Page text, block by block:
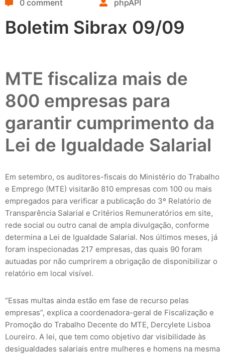
0 comment
phpAPI
Boletim Sibrax 09/09
MTE fiscaliza mais de
800 empresas para
garantir cumprimento da
Lei de Igualdade Salarial
Em setembro, os auditores-fiscais do Ministério do Trabalho
e Emprego (MTE) visitarão 810 empresas com 100 ou mais
empregados para verificar a publicação do 3º Relatório de
Transparência Salarial e Critérios Remuneratórios em site,
rede social ou outro canal de ampla divulgação, conforme
determina a Lei de Igualdade Salarial. Nos últimos meses, já
foram inspecionadas 217 empresas, das quais 90 foram
autuadas por não cumprirem a obrigação de disponibilizar o
relatório em local visível.
“Essas multas ainda estão em fase de recurso pelas
empresas”, explica a coordenadora-geral de Fiscalização e
Promoção do Trabalho Decente do MTE, Dercylete Lisboa
Loureiro. A lei, que tem como objetivo dar visibilidade às
desigualdades salariais entre mulheres e homens na mesma